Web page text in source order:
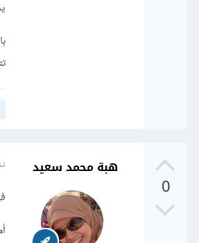
0
هبة محمد سعيد